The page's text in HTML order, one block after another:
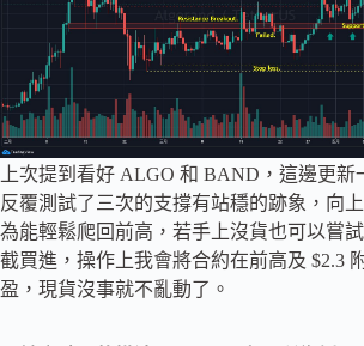
上次提到看好 ALGO 和 BAND，這邊更新
反覆測試了三次的支撐有站穩的跡象，向
為能輕鬆爬回前高，若手上沒貨也可以嘗
截買進，操作上我會將合約在前高及 $2.3
盈，現貨沒事就不亂動了。